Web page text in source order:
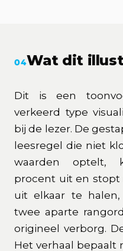
04Wat dit
Dit is een
verkeerd type
bij de lezer. De
leesregel die niet
waarden optelt,
procent uit en stopt
uit elkaar te
twee aparte
origineel verborg.
Het verhaal bepaalt